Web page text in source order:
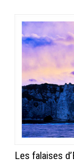
Les falaises